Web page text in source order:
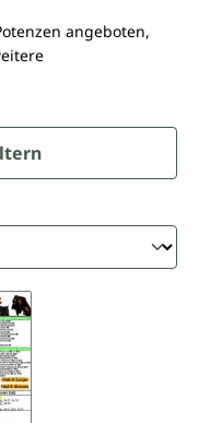
angeboten,